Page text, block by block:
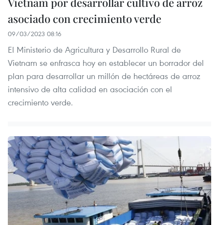
asociado con crecimiento verde
09/03/2023 08:16
El Ministerio de Agricultura y Desarrollo Rural de
Vietnam se enfrasca hoy en establecer un borrador del
plan para desarrollar un millón de hectáreas de arroz
intensivo de alta calidad en asociación con el
crecimiento verde.